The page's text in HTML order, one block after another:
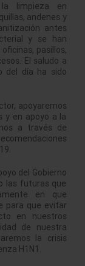
la limpieza en
andenes y
antes
y se han
pasillos,
El saludo a
del día ha sido
apoyaremos
y en apoyo a la
a través de
del Gobierno
las futuras que
en que
para que evitar
en nuestros
de nuestra
la crisis
H1N1.